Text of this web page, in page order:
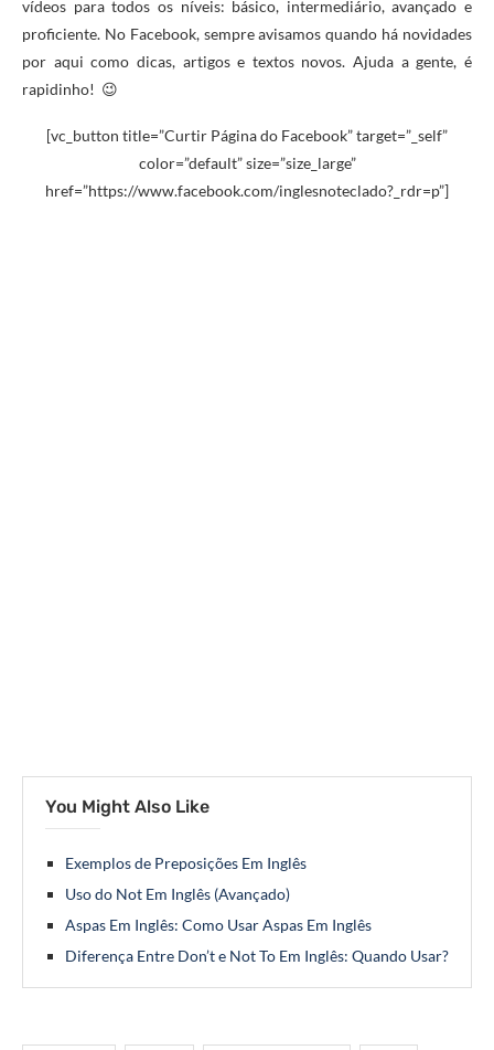
vídeos para todos os níveis: básico, intermediário, avançado e
proficiente. No Facebook, sempre avisamos quando há novidades
por aqui como dicas, artigos e textos novos. Ajuda a gente, é
rapidinho! 😉
[vc_button title=”Curtir Página do Facebook” target=”_self”
color=”default” size=”size_large”
href=”https://www.facebook.com/inglesnoteclado?_rdr=p”]
You Might Also Like
Exemplos de Preposições Em Inglês
Uso do Not Em Inglês (Avançado)
Aspas Em Inglês: Como Usar Aspas Em Inglês
Diferença Entre Don’t e Not To Em Inglês: Quando Usar?